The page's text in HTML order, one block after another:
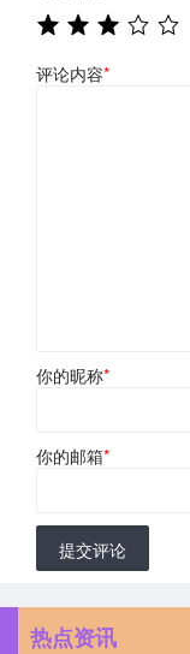
评论内容*
你的昵称*
你的邮箱*
提交评论
热点资讯